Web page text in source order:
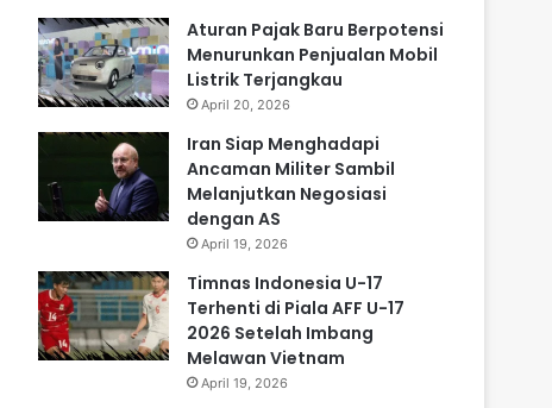
Aturan Pajak Baru Berpotensi
Menurunkan Penjualan Mobil
Listrik Terjangkau
April 20, 2026
Iran Siap Menghadapi
Ancaman Militer Sambil
Melanjutkan Negosiasi
dengan AS
April 19, 2026
Timnas Indonesia U-17
Terhenti di Piala AFF U-17
2026 Setelah Imbang
Melawan Vietnam
April 19, 2026